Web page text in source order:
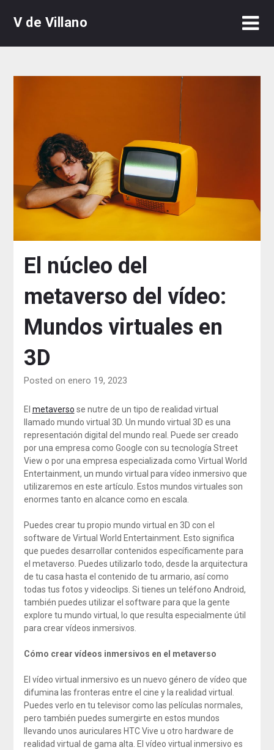
V de Villano
El núcleo del
metaverso del vídeo:
Mundos virtuales en
3D
Posted on enero 19, 2023
El metaverso se nutre de un tipo de realidad virtual
llamado mundo virtual 3D. Un mundo virtual 3D es una
representación digital del mundo real. Puede ser creado
por una empresa como Google con su tecnología Street
View o por una empresa especializada como Virtual World
Entertainment, un mundo virtual para vídeo inmersivo que
utilizaremos en este artículo. Estos mundos virtuales son
enormes tanto en alcance como en escala.
Puedes crear tu propio mundo virtual en 3D con el
software de Virtual World Entertainment. Esto significa
que puedes desarrollar contenidos específicamente para
el metaverso. Puedes utilizarlo todo, desde la arquitectura
de tu casa hasta el contenido de tu armario, así como
todas tus fotos y videoclips. Si tienes un teléfono Android,
también puedes utilizar el software para que la gente
explore tu mundo virtual, lo que resulta especialmente útil
para crear vídeos inmersivos.
Cómo crear vídeos inmersivos en el metaverso
El vídeo virtual inmersivo es un nuevo género de vídeo que
difumina las fronteras entre el cine y la realidad virtual.
Puedes verlo en tu televisor como las películas normales,
pero también puedes sumergirte en estos mundos
llevando unos auriculares HTC Vive u otro hardware de
realidad virtual de gama alta. El vídeo virtual inmersivo es